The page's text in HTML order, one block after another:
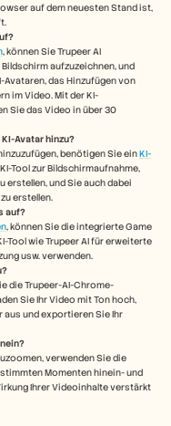
auf dem neuesten Stand ist,
, können Sie Trupeer AI
aufzuzeichnen, und
das Hinzufügen von
im Video. Mit der KI-
Sie das Video in über 30
Avatar hinzu?
benötigen Sie ein KI-
Tool zur Bildschirmaufnahme,
erstellen, und Sie auch dabei
erstellen.
auf?
, können Sie die integrierte Game
Tool wie Trupeer AI für erweiterte
usw. verwenden.
die Trupeer-AI-Chrome-
Sie Ihr Video mit Ton hoch,
aus und exportieren Sie Ihr
verwenden Sie die
Momenten hinein- und
Ihrer Videoinhalte verstärkt